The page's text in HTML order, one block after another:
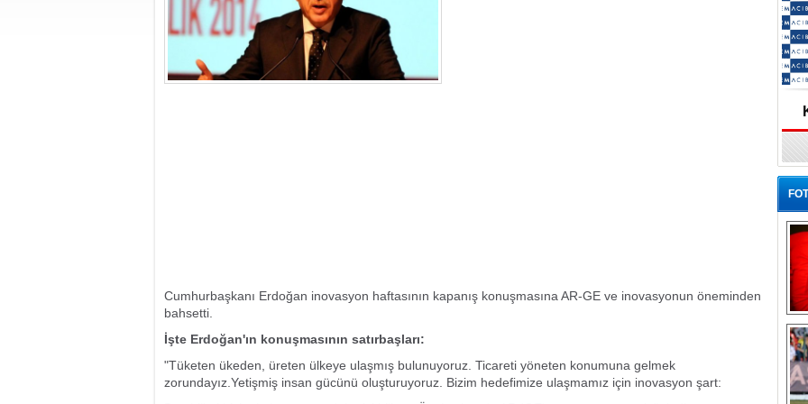
Cumhurbaşkanı Erdoğan inovasyon haftasının kapanış konuşmasına AR-GE ve inovasyonun öneminden
bahsetti.
İşte Erdoğan'ın konuşmasının satırbaşları:
"Tüketen ükeden, üreten ülkeye ulaşmış bulunuyoruz. Ticareti yöneten konumuna gelmek
zorundayız.Yetişmiş insan gücünü oluşturuyoruz. Bizim hedefimize ulaşmamız için inovasyon şart: